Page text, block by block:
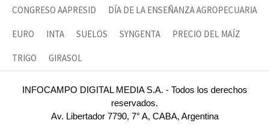
CONGRESO AAPRESID DÍA DE LA ENSEÑANZA AGROPECUARIA
EURO INTA SUELOS SYNGENTA PRECIO DEL MAÍZ
TRIGO GIRASOL
INFOCAMPO DIGITAL MEDIA S.A. - Todos los derechos
reservados.
Av. Libertador 7790, 7° A, CABA, Argentina